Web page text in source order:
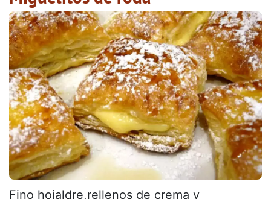
Fino hojaldre,rellenos de crema y